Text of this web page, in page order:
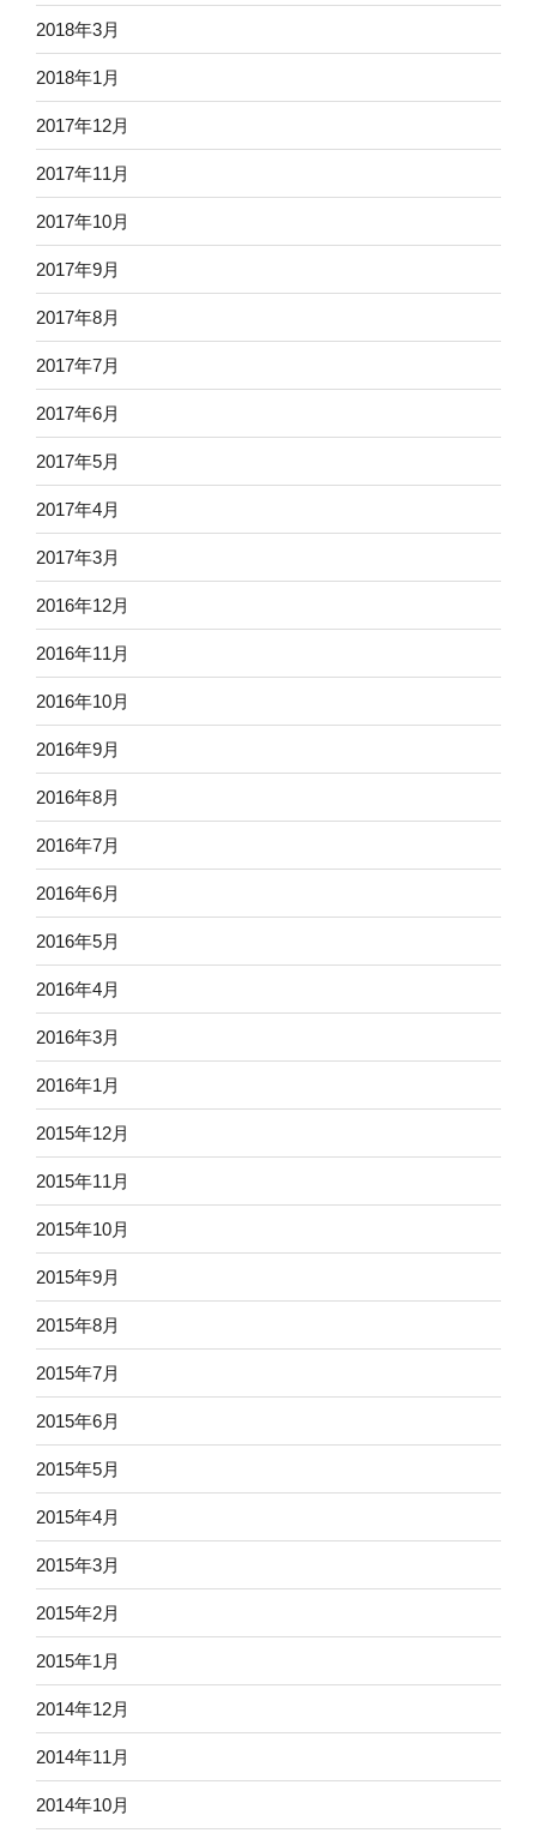
2018年3月
2018年1月
2017年12月
2017年11月
2017年10月
2017年9月
2017年8月
2017年7月
2017年6月
2017年5月
2017年4月
2017年3月
2016年12月
2016年11月
2016年10月
2016年9月
2016年8月
2016年7月
2016年6月
2016年5月
2016年4月
2016年3月
2016年1月
2015年12月
2015年11月
2015年10月
2015年9月
2015年8月
2015年7月
2015年6月
2015年5月
2015年4月
2015年3月
2015年2月
2015年1月
2014年12月
2014年11月
2014年10月